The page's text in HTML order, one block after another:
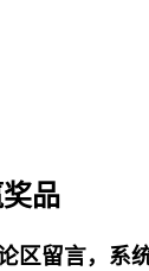
品
区留言，系